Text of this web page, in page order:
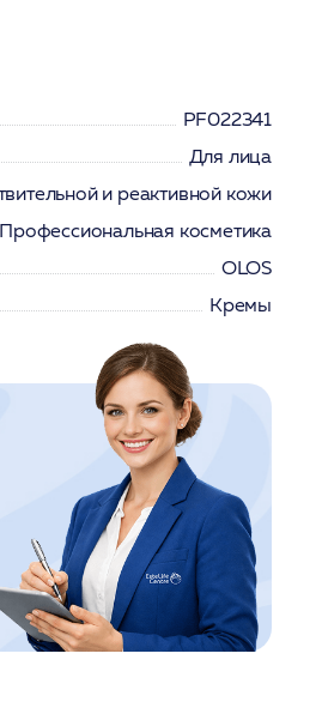
PF022341
Для лица
и реактивной кожи
Профессиональная косметика
OLOS
Кремы